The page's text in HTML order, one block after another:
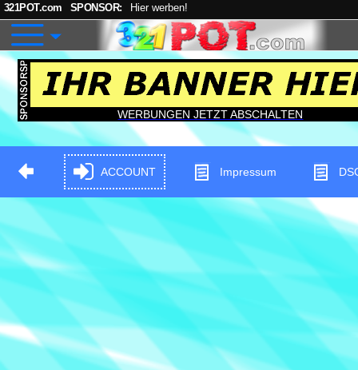
321POT.com SPONSOR: Hier werben!
WERBUNGEN JETZT ABSCHALTEN
ACCOUNT Impressum